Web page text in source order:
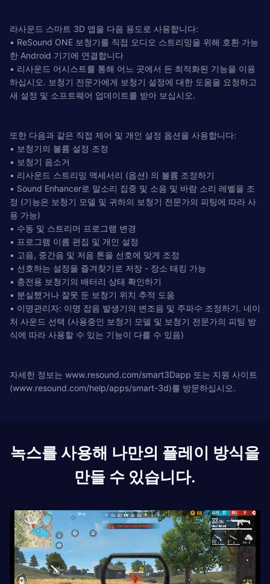
라사운드 스마트 3D 앱을 다음 용도로 사용합니다:
• ReSound ONE 보청기를 직접 오디오 스트리밍을 위해 호환 가능
한 Android 기기에 연결합니다
• 리사운드 어시스트를 통해 어느 곳에서 든 최적화된 기능을 이용
하십시오. 보청기 전문가에게 보청기 설정에 대한 도움을 요청하고
새 설정 및 소프트웨어 업데이트를 받아 보십시오.
또한 다음과 같은 직접 제어 및 개인 설정 옵션을 사용합니다:
• 보청기의 볼륨 설정 조정
• 보청기 음소거
• 리사운드 스트리밍 액세서리 (옵션) 의 볼륨 조정하기
• Sound Enhancer로 말소리 집중 및 소음 및 바람 소리 레벨을 조
정 (기능은 보청기 모델 및 귀하의 보청기 전문가의 피팅에 따라 사
용 가능)
• 수동 및 스트리머 프로그램 변경
• 프로그램 이름 편집 및 개인 설정
• 고음, 중간음 및 저음 톤을 선호에 맞게 조정
• 선호하는 설정을 즐겨찾기로 저장 - 장소 태킹 가능
• 충전용 보청기의 배터리 상태 확인하기
• 분실했거나 잘못 둔 보청기 위치 추적 도움
• 이명관리자: 이명 잡음 발생기의 변조음 및 주파수 조정하기. 네이
처 사운드 선택 (사용중인 보청기 모델 및 보청기 전문가의 피팅 방
식에 따라 사용할 수 있는 기능이 다를 수 있음)
자세한 정보는 www.resound.com/smart3Dapp 또는 지원 사이트
(www.resound.com/help/apps/smart-3d)를 방문하십시오.
녹스를 사용해 나만의 플레이 방식을
만들 수 있습니다.